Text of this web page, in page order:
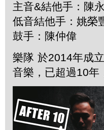
主音&結他手：陳
低音結他手：姚榮
鼓手：陳仲偉
樂隊 於2014年成
音樂，已超過10年